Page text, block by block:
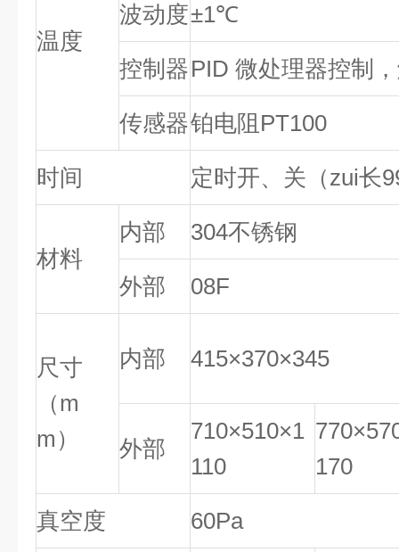
温度
波动度±1℃
控制器PID 微处理器控制
传感器铂电阻PT100
时间 定时开、关（zui长
材料
内部 304不锈钢
外部 08F
尺寸
（m
m）
内部 415×370×345
外部
710×510×1
110
170
真空度 60Pa